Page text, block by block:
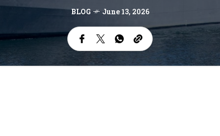
BLOG June 13, 2026